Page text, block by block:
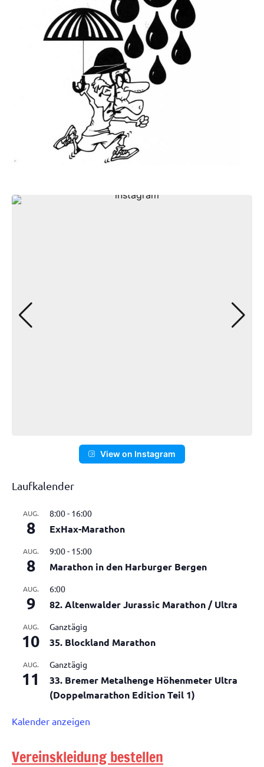
View on Instagram
Laufkalender
AUG.
8
8:00- 16:00
ExHax-Marathon
AUG.
8
9:00- 15:00
Marathon in den Harburger Bergen
AUG.
9
6:00
82. Altenwalder Jurassic Marathon / Ultra
AUG.
10
Ganztägig
35. Blockland Marathon
AUG.
11
Ganztägig
33. Bremer Metalhenge Höhenmeter Ultra
(Doppelmarathon Edition Teil 1)
Kalender anzeigen
Vereinskleidung bestellen